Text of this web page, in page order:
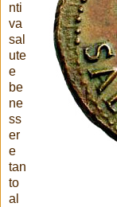
nti
va
sal
ute
e
be
ne
ss
er
e
tan
to
al